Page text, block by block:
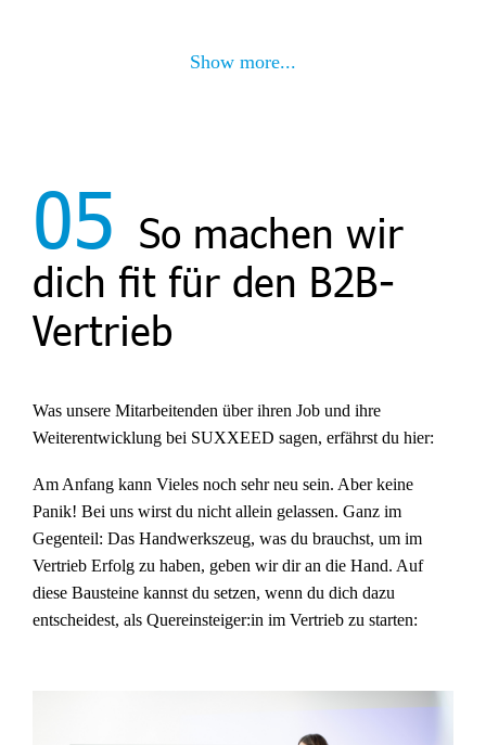
Show more...
05 So machen wir
dich fit für den B2B-
Vertrieb
Was unsere Mitarbeitenden über ihren Job und ihre
Weiterentwicklung bei SUXXEED sagen, erfährst du hier:
Am Anfang kann Vieles noch sehr neu sein. Aber keine
Panik! Bei uns wirst du nicht allein gelassen. Ganz im
Gegenteil: Das Handwerkszeug, was du brauchst, um im
Vertrieb Erfolg zu haben, geben wir dir an die Hand. Auf
diese Bausteine kannst du setzen, wenn du dich dazu
entscheidest, als Quereinsteiger:in im Vertrieb zu starten: